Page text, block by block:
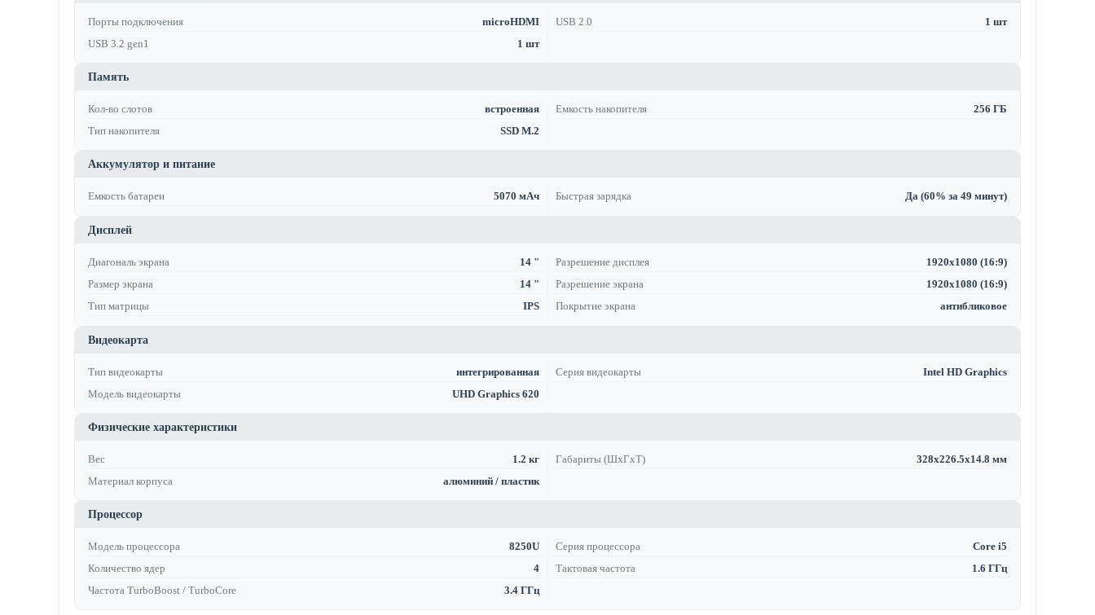
Порты подключения microHDMI USB 2.0
1 шт
USB 3.2 gen1
1 шт
Память
Кол-во слотов встроенная Емкость накопителя
256 ГБ
Тип накопителя
SSD M.2
Аккумулятор и питание
Емкость батареи 5070 мАч Быстрая зарядка Да (60% за 49 минут)
Дисплей
Диагональ экрана 14 " Разрешение дисплея
1920x1080 (16:9)
Размер экрана
14 " Разрешение экрана
1920x1080 (16:9)
Тип матрицы
IPS Покрытие экрана антибликовое
Видеокарта
Тип видеокарты интегрированная Серия видеокарты
Intel HD Graphics
Модель видеокарты
UHD Graphics 620
Физические характеристики
Вес 1.2 кг Габариты (ШхГхТ)
328x226.5x14.8 мм
Материал корпуса
алюминий / пластик
Процессор
Модель процессора 8250U Серия процессора
Core i5
Количество ядер
4 Тактовая частота
1.6 ГГц
Частота TurboBoost / TurboCore
3.4 ГГц